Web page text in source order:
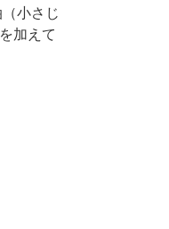
小さじ
加えて